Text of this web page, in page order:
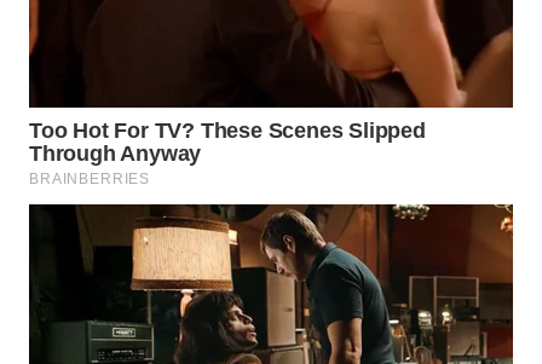
WN
SUKABUMI
WN
PURWAKARTA
PRIANGAN
TIMUR